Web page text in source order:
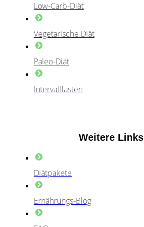
Low-Carb-Diät
Vegetarische Diät
Paleo-Diät
Intervallfasten
Weitere Links
Diätpakete
Ernährungs-Blog